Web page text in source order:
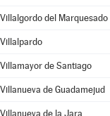
Villalgordo del Marquesado
Villalpardo
Villamayor de Santiago
Villanueva de Guadamejud
Villanueva de la Jara